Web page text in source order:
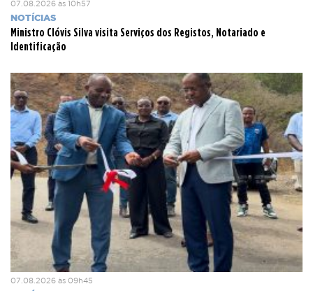
07.08.2026 às 10h57
NOTÍCIAS
Ministro Clóvis Silva visita Serviços dos Registos, Notariado e
Identificação
07.08.2026 às 09h45